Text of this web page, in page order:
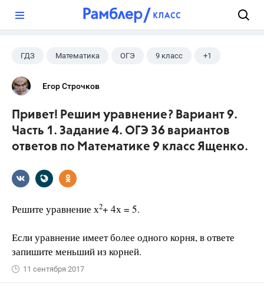
ГДЗ Математика ОГЭ 9 класс +1
Ященко И.В.
Егор Строчков
Привет! Решим уравнение? Вариант 9.
Часть 1. Задание 4. ОГЭ 36 вариантов
ответов по Математике 9 класс Ященко.
Решите уравнение х2+ 4х = 5.
Если уравнение имеет более одного корня, в ответе
запишите меньший из корней.
11 сентября 2017